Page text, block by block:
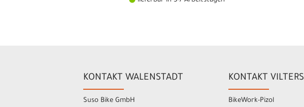
KONTAKT WALENSTADT
Suso Bike GmbH
KONTAKT VILTERS
BikeWork-Pizol